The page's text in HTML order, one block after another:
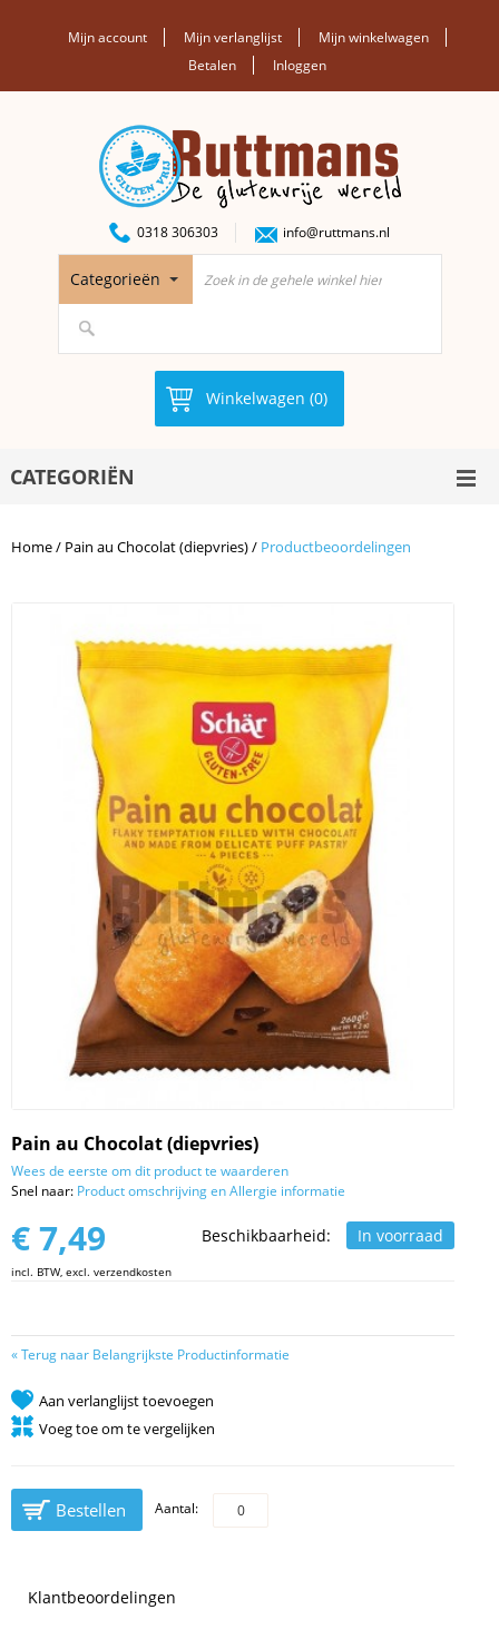
Mijn account Mijn verlanglijst
Mijn winkelwagen
Betalen
Inloggen
0318 306303 info@ruttmans.nl
Categorieën
Winkelwagen (0)
CATEGORIËN
Home/ Pain au Chocolat (diepvries)/ Productbeoordelingen
Pain au Chocolat (diepvries)
Wees de eerste om dit product te waarderen
Snel naar: Product omschrijving en Allergie informatie
Beschikbaarheid: In voorraad
€ 7,49
incl. BTW, excl. verzendkosten
«Terug naar Belangrijkste Productinformatie
Aan verlanglijst toevoegen
Voeg toe om te vergelijken
Bestellen Aantal:
Klantbeoordelingen